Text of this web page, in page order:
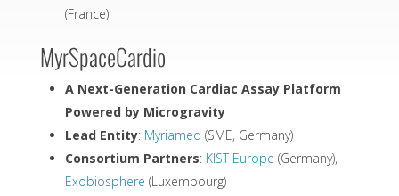
(France)
MyrSpaceCardio
A Next-Generation Cardiac Assay Platform
Powered by Microgravity
Lead Entity: Myriamed (SME, Germany)
Consortium Partners: KIST Europe (Germany),
Exobiosphere (Luxembourg)